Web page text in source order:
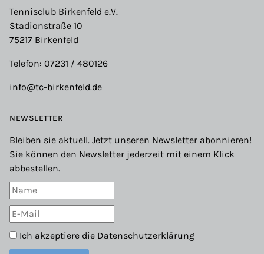
Tennisclub Birkenfeld e.V.
Stadionstraße 10
75217 Birkenfeld
Telefon: 07231 / 480126
info@tc-birkenfeld.de
NEWSLETTER
Bleiben sie aktuell. Jetzt unseren Newsletter abonnieren!
Sie können den Newsletter jederzeit mit einem Klick
abbestellen.
Ich akzeptiere die Datenschutzerklärung